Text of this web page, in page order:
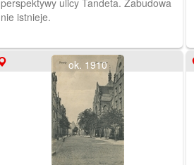
perspektywy ulicy Tandeta. Zabudowa
nie istnieje.
ok. 1910